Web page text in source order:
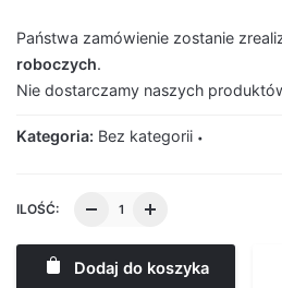
Państwa zamówienie zostanie
roboczych.
Nie dostarczamy naszych
Kategoria: Bez kategorii
ILOŚĆ:
Dodaj do koszyka